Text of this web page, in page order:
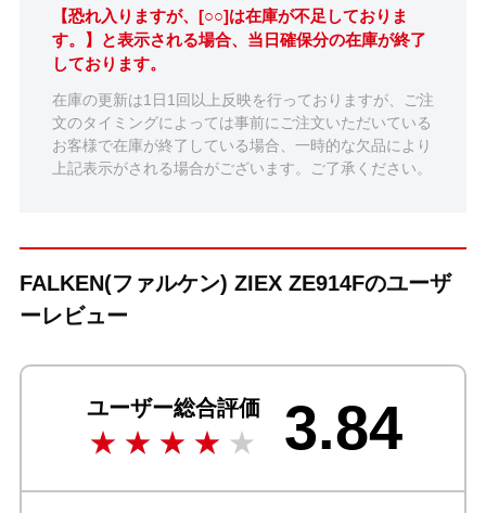
【恐れ入りますが、[○○]は在庫が不足しておりま
す。】と表示される場合、当日確保分の在庫が終了
しております。
在庫の更新は1日1回以上反映を行っておりますが、ご注
文のタイミングによっては事前にご注文いただいている
お客様で在庫が終了している場合、一時的な欠品により
上記表示がされる場合がございます。ご了承ください。
FALKEN(ファルケン) ZIEX ZE914Fのユーザ
ーレビュー
ユーザー総合評価 3.84